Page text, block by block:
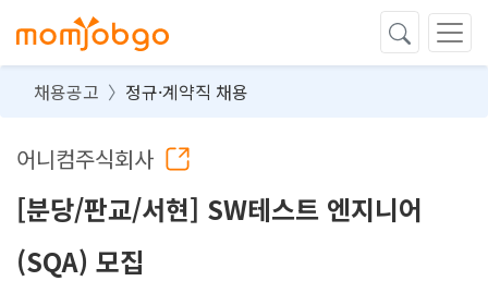
채용공고 정규·계약직 채용
어니컴주식회사
[분당/판교/서현] SW테스트 엔지니어
(SQA) 모집